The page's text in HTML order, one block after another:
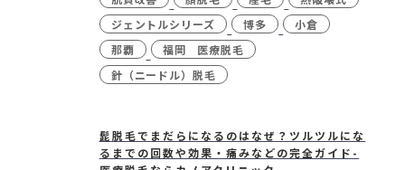
ジェントルシリーズ
博多
小倉
那覇
福岡 医療脱毛
針（ニードル）脱毛
髭脱毛でまだらになるのはなぜ？ツルツルにな
るまでの回数や効果・痛みなどの完全ガイド-